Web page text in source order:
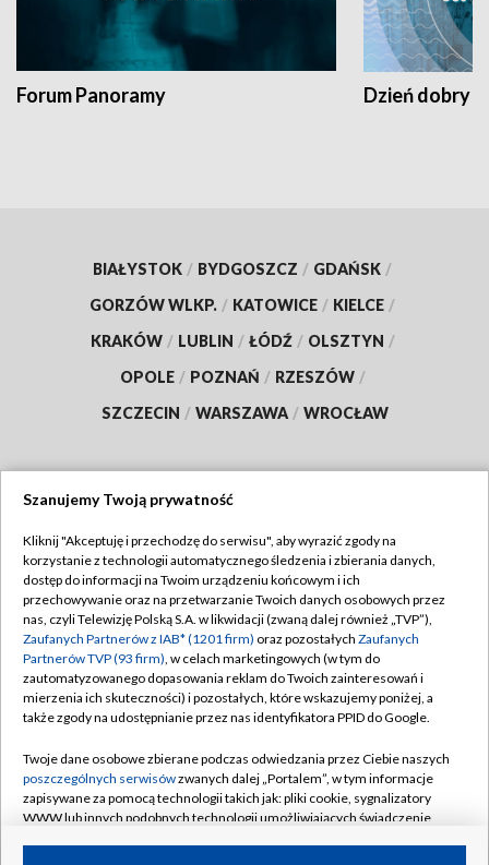
Forum Panoramy Dzień dobry
BIAŁYSTOK / BYDGOSZCZ / GDAŃSK /
GORZÓW WLKP. / KATOWICE / KIELCE /
KRAKÓW / LUBLIN / ŁÓDŹ / OLSZTYN /
OPOLE / POZNAŃ / RZESZÓW /
SZCZECIN / WARSZAWA / WROCŁAW
TVP
Abonament TVP
Emisja w TVP
Centrum informacji TVP
Naziemna Telewizja Cyfrowa
Rada Programowa
System NOS
Informacje o nadawcy
Regulamin TVP
Polityka prywatności
Moje zgody
Pomoc
Kontakt
Kanały
Szanujemy Twoją prywatność
Kliknij "Akceptuję i przechodzę do serwisu", aby wyrazić zgody na
korzystanie z technologii automatycznego śledzenia i zbierania danych,
dostęp do informacji na Twoim urządzeniu końcowym i ich
przechowywanie oraz na przetwarzanie Twoich danych osobowych przez
nas, czyli Telewizję Polską S.A. w likwidacji (zwaną dalej również „TVP”),
Zaufanych Partnerów z IAB* (1201 firm) oraz pozostałych Zaufanych
Partnerów TVP (93 firm), w celach marketingowych (w tym do
zautomatyzowanego dopasowania reklam do Twoich zainteresowań i
mierzenia ich skuteczności) i pozostałych, które wskazujemy poniżej, a
także zgody na udostępnianie przez nas identyfikatora PPID do Google.
Twoje dane osobowe zbierane podczas odwiedzania przez Ciebie naszych
poszczególnych serwisówzwanych dalej „Portalem”, w tym informacje
zapisywane za pomocą technologii takich jak: pliki cookie, sygnalizatory
WWW lub innych podobnych technologii umożliwiających świadczenie